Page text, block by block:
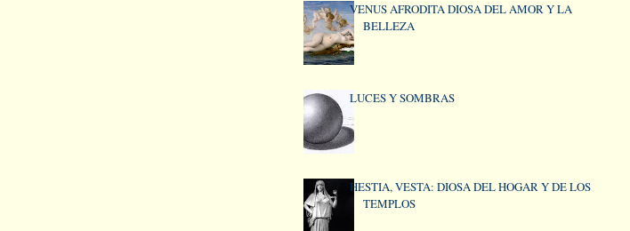
VENUS AFRODITA DIOSA DEL AMOR Y LA
BELLEZA
LUCES Y SOMBRAS
HESTIA, VESTA: DIOSA DEL HOGAR Y DE LOS
TEMPLOS